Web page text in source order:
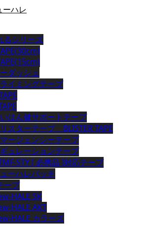
るシリーズ
ダッシュ
イミングテープ
はん健サポートテープ
スターテープ BLISTER TAPE
ージェンシーテープ
ュレーションテープ
STY [ 必携品 ]対応テープ
ーハレパッチ
ープ
HALE SK
HALE AKT
HALE カラーズ